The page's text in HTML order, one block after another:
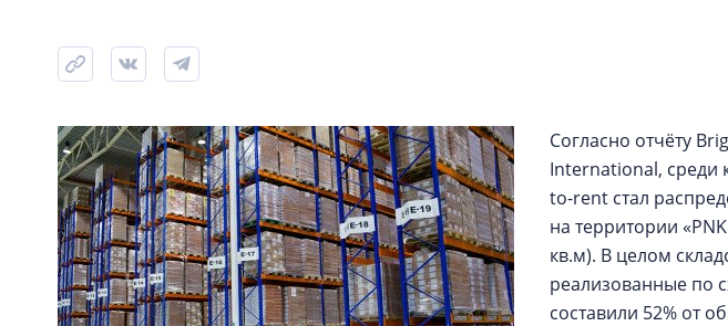
Согласно отчёту
International, среди
to-rent стал
на территории
кв.м). В целом
реализованные по
составили 52% от